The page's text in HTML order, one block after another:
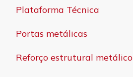
Plataforma Técnica
Portas metálicas
Reforço estrutural metálico